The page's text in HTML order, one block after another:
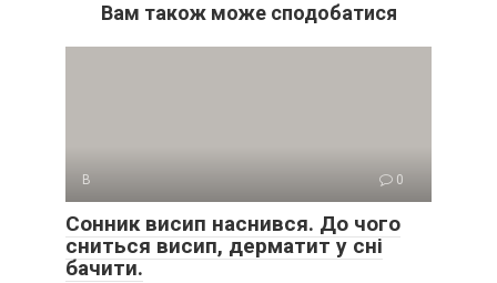
Вам також може сподобатися
В 0
Сонник висип наснився. До чого
сниться висип, дерматит у сні
бачити.